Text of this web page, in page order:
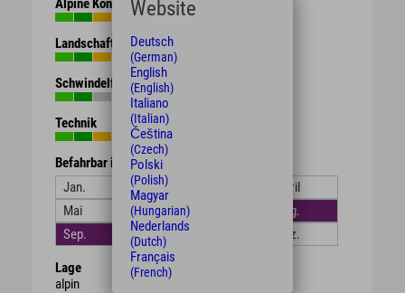
Landschaft
Schwindelfreiheit
Technik
Befahrbar in den Monaten
Jan.
Feb.
April
Mai
Juni
Aug.
Sep.
Okt. Dez.
Lage
alpin
Website
Deutsch
(German)
English
(English)
Italiano
(Italian)
Čeština
(Czech)
Polski
(Polish)
Magyar
(Hungarian)
Nederlands
(Dutch)
Français
(French)